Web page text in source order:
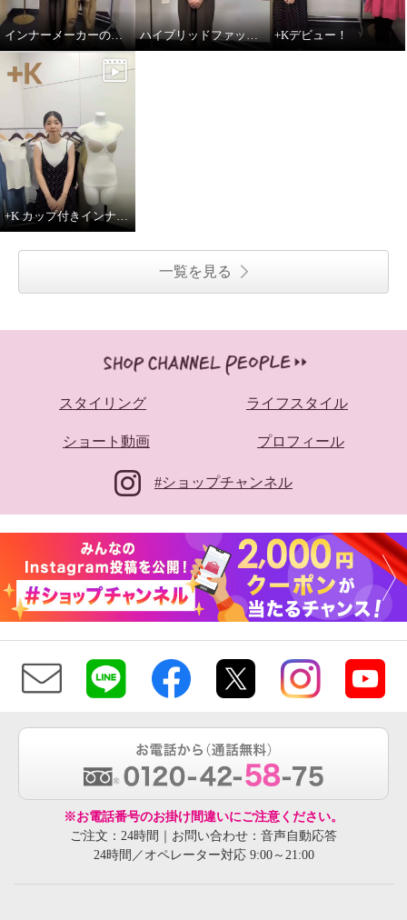
インナーメーカーのこだわりポイント ハイブリッドファッションインナー＋K +Kデビュー！
+K カップ付きインナーのこだわりポイント
一覧を見る
スタイリング ライフスタイル
ショート動画 プロフィール
#ショップチャンネル
※お電話番号のお掛け間違いにご注意ください。
ご注文：24時間｜お問い合わせ：音声自動応答
24時間／オペレーター対応 9:00～21:00